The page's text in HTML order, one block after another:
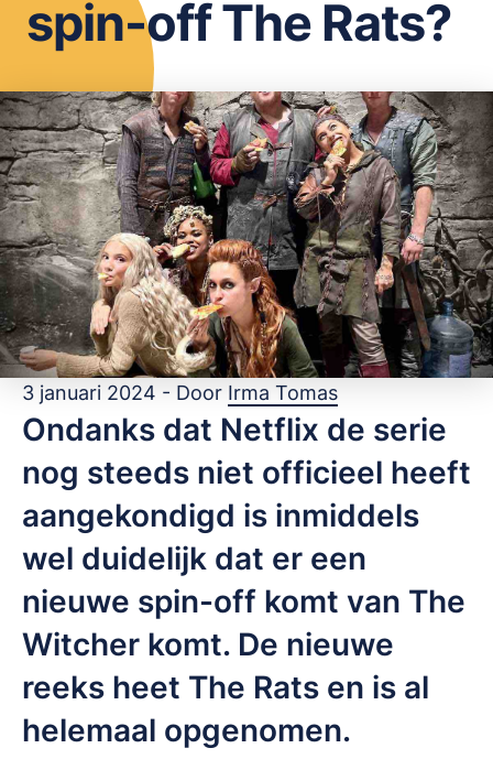
OPSLAAN
spin-off The Rats?
3 januari 2024 - Door Irma Tomas
Ondanks dat Netflix de serie
nog steeds niet officieel heeft
aangekondigd is inmiddels
wel duidelijk dat er een
nieuwe spin-off komt van The
Witcher komt. De nieuwe
reeks heet The Rats en is al
helemaal opgenomen.